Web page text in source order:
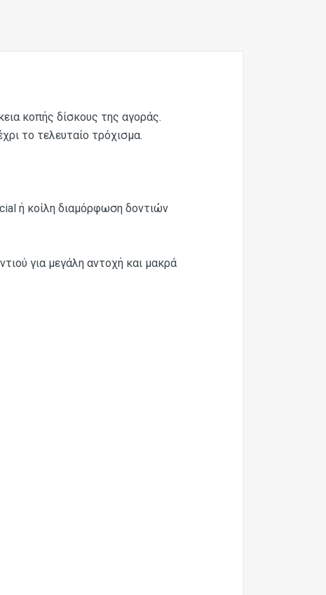
κοπής δίσκους της αγοράς.
το τελευταίο τρόχισμα.
ή κοίλη διαμόρφωση δοντιών
για μεγάλη αντοχή και μακρά